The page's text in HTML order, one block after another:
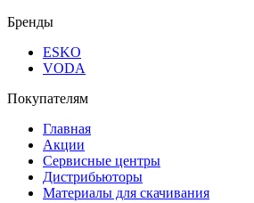
Бренды
ESKO
VODA
Покупателям
Главная
Акции
Сервисные центры
Дистрибьюторы
Материалы для скачивания